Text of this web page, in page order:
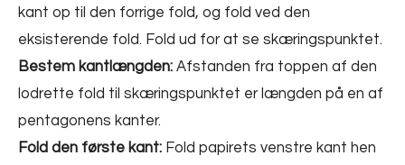
kant op til den forrige fold, og fold ved den
eksisterende fold. Fold ud for at se skæringspunktet.
Bestem kantlængden: Afstanden fra toppen af den
lodrette fold til skæringspunktet er længden på en af
pentagonens kanter.
Fold den første kant: Fold papirets venstre kant hen